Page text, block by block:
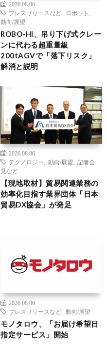
2026.08.06
プレスリリースなど
ロボット
動向/展望
ROBO-HI、吊り下げ式クレー
ンに代わる超重量級
200tAGVで「落下リスク」
解消と説明
2026.08.06
テクノロジー
動向/展望
記者会
見など
【現地取材】貿易関連業務の
効率化目指す業界団体「日本
貿易DX協会」が発足
2026.08.06
プレスリリースなど
動向/展望
モノタロウ、「お届け希望日
指定サービス」開始